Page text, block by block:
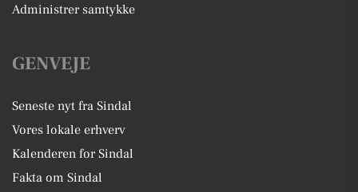
Administrer samtykke
GENVEJE
Seneste nyt fra Sindal
Vores lokale erhverv
Kalenderen for Sindal
Fakta om Sindal